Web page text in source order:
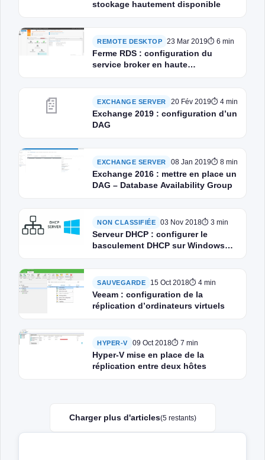
stockage hautement disponible
REMOTE DESKTOP 23 Mar 2019⏱ 6 min
Ferme RDS : configuration du
service broker en haute
📄 EXCHANGE SERVER 20 Fév 2019⏱ 4 min
Exchange 2019 : configuration d’un
DAG
EXCHANGE SERVER 08 Jan 2019⏱ 8 min
Exchange 2016 : mettre en place un
DAG – Database Availability Group
NON CLASSIFIÉE 03 Nov 2018⏱ 3 min
Serveur DHCP : configurer le
basculement DHCP sur Windows
SAUVEGARDE 15 Oct 2018⏱ 4 min
Veeam : configuration de la
réplication d’ordinateurs virtuels
HYPER-V 09 Oct 2018⏱ 7 min
Hyper-V mise en place de la
réplication entre deux hôtes
Charger plus d'articles(5 restants)